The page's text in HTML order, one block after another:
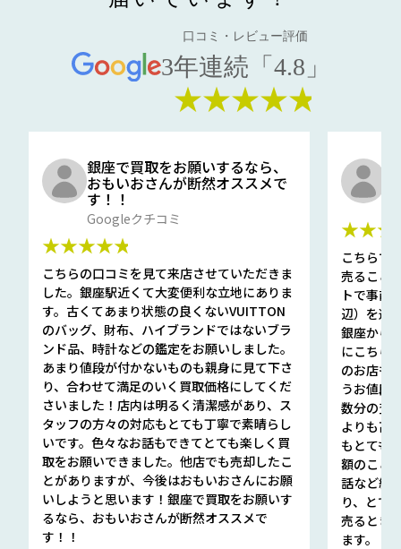
口コミ・レビュー評価
3年連続「4.8」
★★★★★
銀座で買取をお願いするなら、
おもいおさんが断然オススメで
す！！
Googleクチコミ
★★★★★
こちらの口コミを見て来店させていただきま
した。銀座駅近くて大変便利な立地にありま
す。古くてあまり状態の良くないVUITTON
のバッグ、財布、ハイブランドではないブラ
ンド品、時計などの鑑定をお願いしました。
あまり値段が付かないものも親身に見て下さ
り、合わせて満足のいく買取価格にしてくだ
さいました！店内は明るく清潔感があり、ス
タッフの方々の対応もとても丁寧で素晴らし
いです。色々なお話もできてとても楽しく買
取をお願いできました。他店でも売却したこ
とがありますが、今後はおもいおさんにお願
いしようと思います！銀座で買取をお願いす
るなら、おもいおさんが断然オススメで
す！！
こちらで
売ること
トで事前
辺）を選
銀座から
にこちら
のお店も
うお値段
数分の査
よりも高
もとても
額のこと
話など細
り、とて
売るとき
ます。